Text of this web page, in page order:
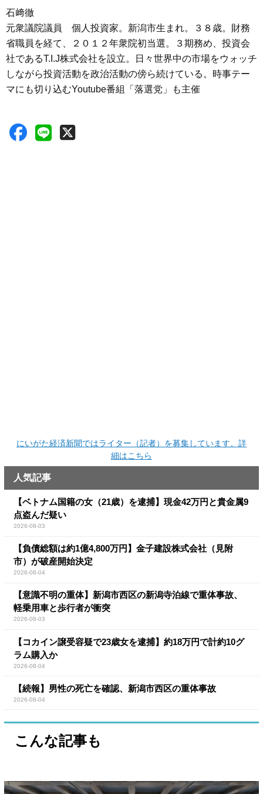
石﨑徹
元衆議院議員 個人投資家。新潟市生まれ。３８歳。財務
省職員を経て、２０１２年衆院初当選。３期務め、投資会
社であるT.I.J株式会社を設立。日々世界中の市場をウォッチ
しながら投資活動を政治活動の傍ら続けている。時事テー
マにも切り込むYoutube番組「落選党」も主催
にいがた経済新聞ではライター（記者）を募集しています。詳
細はこちら
人気記事
【ベトナム国籍の女（21歳）を逮捕】現金42万円と貴金属9
点盗んだ疑い
2026-08-03
【負債総額は約1億4,800万円】金子建設株式会社（見附
市）が破産開始決定
2026-08-04
【意識不明の重体】新潟市西区の新潟寺泊線で重体事故、
軽乗用車と歩行者が衝突
2026-08-03
【コカイン譲受容疑で23歳女を逮捕】約18万円で計約10グ
ラム購入か
2026-08-04
【続報】男性の死亡を確認、新潟市西区の重体事故
2026-08-04
こんな記事も